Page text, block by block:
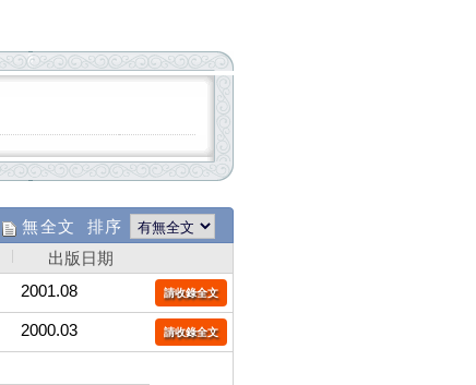
無全文 排序
出版日期
2001.08 請收錄全文
2000.03 請收錄全文